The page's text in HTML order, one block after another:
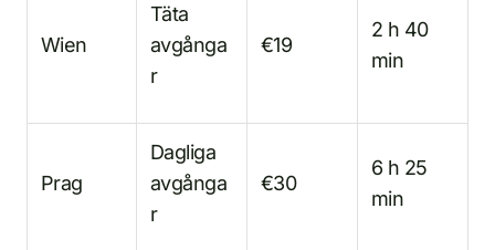
Wien
Täta
avgånga
r
€19
2 h 40
min
Prag
Dagliga
avgånga
r
€30
6 h 25
min